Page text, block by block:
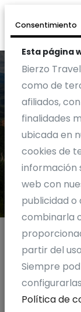
Consentimiento
Esta página
Bierzo
como de
afiliados,
finalidades
ubicada en
cookies de
información
web con
publicidad o
combinarla
partir del
Siempre
Política de